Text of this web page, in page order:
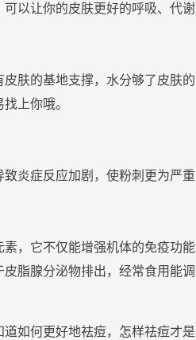
可以让你的皮肤更好的呼吸、代
皮肤的基地支撑， 水分够了皮肤的
上你哦。
致炎症反应加剧，使粉刺 更为严
，它不仅能增强机体的免疫功
脂腺分泌物排出，经常食用能
如何更好地祛痘，怎样祛痘才